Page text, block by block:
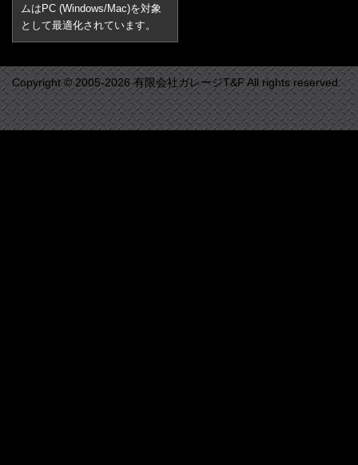
ムはPC (Windows/Mac)を対象
として最適化されています。
Copyright © 2005-2026 有限会社ガレージT&F All rights reserved.